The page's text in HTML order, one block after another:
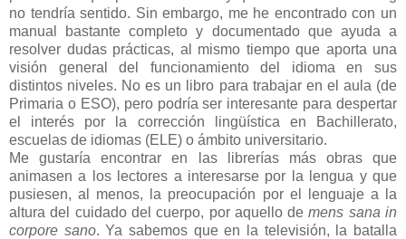
no tendría sentido. Sin embargo, me he encontrado con un
manual bastante completo y documentado que ayuda a
resolver dudas prácticas, al mismo tiempo que aporta una
visión general del funcionamiento del idioma en sus
distintos niveles. No es un libro para trabajar en el aula (de
Primaria o ESO), pero podría ser interesante para despertar
el interés por la corrección lingüística en Bachillerato,
escuelas de idiomas (ELE) o ámbito universitario.
Me gustaría encontrar en las librerías más obras que
animasen a los lectores a interesarse por la lengua y que
pusiesen, al menos, la preocupación por el lenguaje a la
altura del cuidado del cuerpo, por aquello demens sana in
corpore sano. Ya sabemos que en la televisión, la batalla